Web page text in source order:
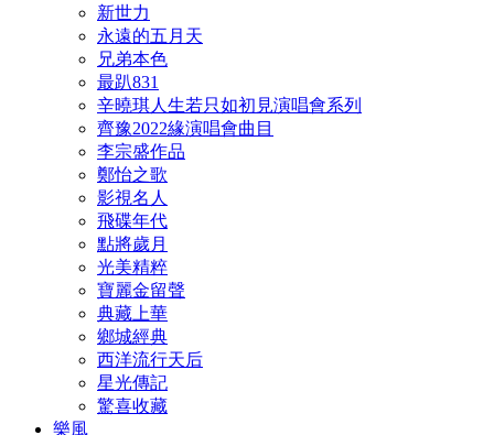
新世力
永遠的五月天
兄弟本色
最趴831
辛曉琪人生若只如初見演唱會系列
齊豫2022緣演唱會曲目
李宗盛作品
鄭怡之歌
影視名人
飛碟年代
點將歲月
光美精粹
寶麗金留聲
典藏上華
鄉城經典
西洋流行天后
星光傳記
驚喜收藏
樂風